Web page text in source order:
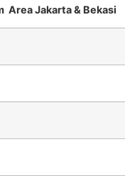
Area Jakarta & Bekasi